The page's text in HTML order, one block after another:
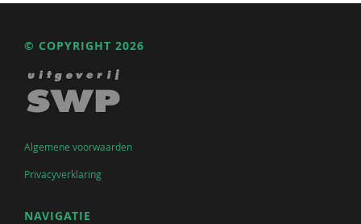
© COPYRIGHT 2026
Algemene voorwaarden
Privacyverklaring
NAVIGATIE